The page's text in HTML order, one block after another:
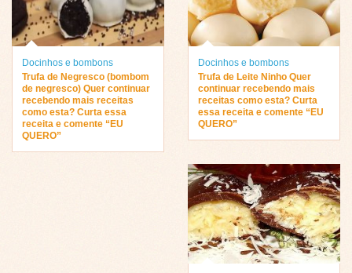
Docinhos e bombons
Trufa de Negresco (bombom
de negresco) Quer continuar
recebendo mais receitas
como esta? Curta essa
receita e comente “EU
QUERO”
Docinhos e bombons
Trufa de Leite Ninho Quer
continuar recebendo mais
receitas como esta? Curta
essa receita e comente “EU
QUERO”